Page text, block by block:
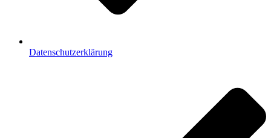
Datenschutzerklärung